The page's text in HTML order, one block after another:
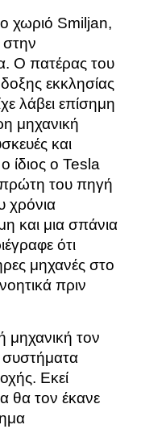
χωριό Smiljan,
στην
Ο πατέρας του
εκκλησίας
λάβει επίσημη
μηχανική
και
ίδιος ο Tesla
του πηγή
χρόνια
και μια σπάνια
ότι
μηχανές στο
πριν
μηχανική τον
Εκεί
θα τον έκανε